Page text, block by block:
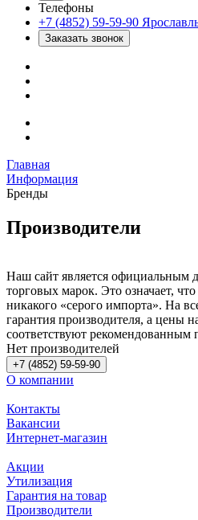
Телефоны
+7 (4852) 59-59-90
Заказать звонок
Главная
Информация
Бренды
Производители
Наш сайт является официальным
торговых марок. Это означает,
никакого «серого импорта». На
гарантия производителя, а цены
соответствуют рекомендованным
Нет производителей
+7 (4852) 59-59-90
О компании
Контакты
Вакансии
Интернет-магазин
Акции
Утилизация
Гарантия на товар
Производители